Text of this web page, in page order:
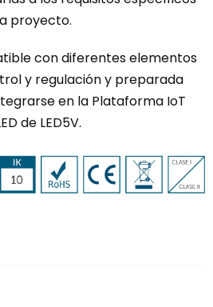
proyecto.
con diferentes elementos
y regulación y preparada
en la Plataforma IoT
de LED5V.